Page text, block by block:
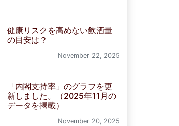
健康リスクを高めない飲酒量
の目安は？
November 22, 2025
「内閣支持率」のグラフを更
新しました。（2025年11月の
データを掲載）
November 20, 2025